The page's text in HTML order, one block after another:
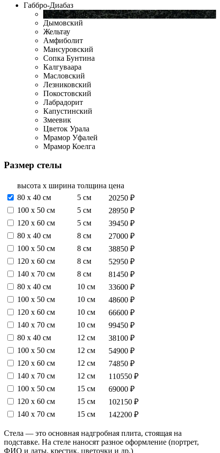
Габбро-Диабаз
Габбро-Диабаз
Дымовский
Жельтау
Амфиболит
Мансуровский
Сопка Бунтина
Калгуваара
Масловский
Лезниковский
Покостовский
Лабрадорит
Капустинский
Змеевик
Цветок Урала
Мрамор Уфалей
Мрамор Коелга
Размер стелы
высота х ширина толщина цена
80 х 40 см
5 см
20250 ₽
100 х 50 см
5 см
28950 ₽
120 х 60 см
5 см
39450 ₽
80 х 40 см
8 см
27000 ₽
100 х 50 см
8 см
38850 ₽
120 х 60 см
8 см
52950 ₽
140 х 70 см
8 см
81450 ₽
80 х 40 см
10 см
33600 ₽
100 х 50 см
10 см
48600 ₽
120 х 60 см
10 см
66600 ₽
140 х 70 см
10 см
99450 ₽
80 х 40 см
12 см
38100 ₽
100 х 50 см
12 см
54900 ₽
120 х 60 см
12 см
74850 ₽
140 х 70 см
12 см
110550 ₽
100 х 50 см
15 см
69000 ₽
120 х 60 см
15 см
102150 ₽
140 х 70 см
15 см 142200 ₽
Стела — это основная надгробная плита, стоящая на
подставке. На стеле наносят разное оформление (портрет,
ФИО и даты, крестик, цветочки и др.)